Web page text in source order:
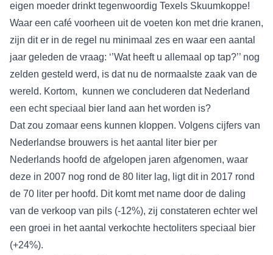
eigen moeder drinkt tegenwoordig Texels Skuumkoppe!
Waar een café voorheen uit de voeten kon met drie kranen,
zijn dit er in de regel nu minimaal zes en waar een aantal
jaar geleden de vraag: ‘’Wat heeft u allemaal op tap?’’ nog
zelden gesteld werd, is dat nu de normaalste zaak van de
wereld. Kortom, kunnen we concluderen dat Nederland
een echt speciaal bier land aan het worden is?
Dat zou zomaar eens kunnen kloppen. Volgens cijfers van
Nederlandse brouwers is het aantal liter bier per
Nederlands hoofd de afgelopen jaren afgenomen, waar
deze in 2007 nog rond de 80 liter lag, ligt dit in 2017 rond
de 70 liter per hoofd. Dit komt met name door de daling
van de verkoop van pils (-12%), zij constateren echter wel
een groei in het aantal verkochte hectoliters speciaal bier
(+24%).